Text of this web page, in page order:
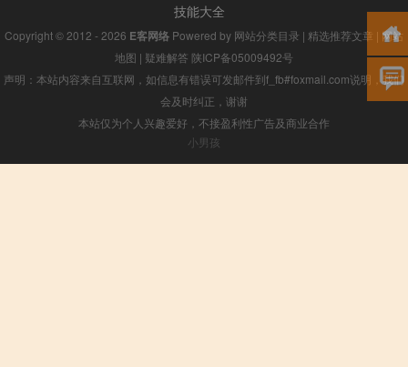
技能大全
Copyright © 2012 - 2026 E客网络 Powered by 网站分类目录 | 精选推荐文章 | 网站
地图 | 疑难解答 陕ICP备05009492号
声明：本站内容来自互联网，如信息有错误可发邮件到f_fb#foxmail.com说明，我们
会及时纠正，谢谢
本站仅为个人兴趣爱好，不接盈利性广告及商业合作
小男孩